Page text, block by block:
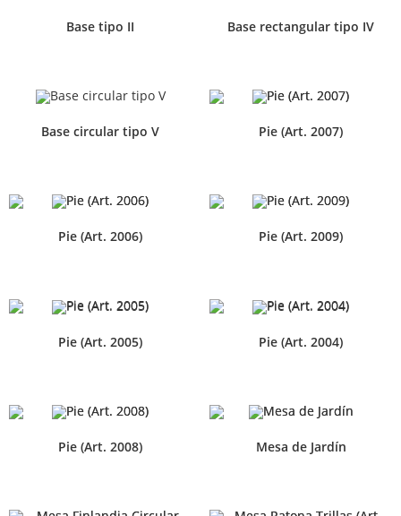
Base tipo II Base rectangular tipo IV
Base circular tipo V Pie (Art. 2007)
Pie (Art. 2006) Pie (Art. 2009)
Pie (Art. 2005) Pie (Art. 2004)
Pie (Art. 2008) Mesa de Jardín